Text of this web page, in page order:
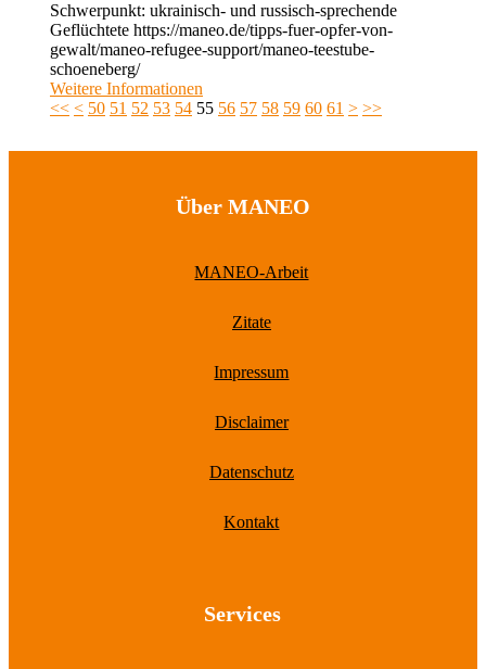
Schwerpunkt: ukrainisch- und russisch-sprechende
Geflüchtete https://maneo.de/tipps-fuer-opfer-von-
gewalt/maneo-refugee-support/maneo-teestube-
schoeneberg/
Weitere Informationen
<< < 50 51 52 53 54 55 56 57 58 59 60 61 > >>
Über MANEO
MANEO-Arbeit
Zitate
Impressum
Disclaimer
Datenschutz
Kontakt
Services